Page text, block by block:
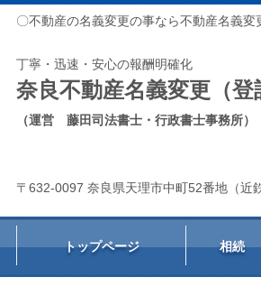
〇不動産の名義変更の事なら不動産名義
丁寧・迅速・安心の報酬明確化
奈良不動産名義変更（
（運営 藤田司法書士・行政書士事務所）
〒632-0097 奈良県天理市中町52番地（近
トップページ 相続